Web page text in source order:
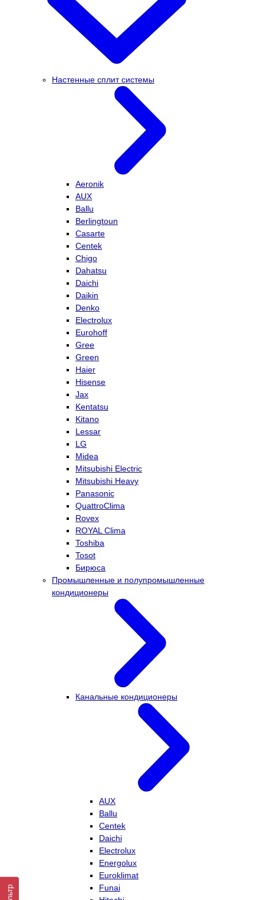
Настенные сплит системы
Aeronik
AUX
Ballu
Berlingtoun
Casarte
Centek
Chigo
Dahatsu
Daichi
Daikin
Denko
Electrolux
Eurohoff
Gree
Green
Haier
Hisense
Jax
Kentatsu
Kitano
Lessar
LG
Midea
Mitsubishi Electric
Mitsubishi Heavy
Panasonic
QuattroClima
Rovex
ROYAL Clima
Toshiba
Tosot
Бирюса
Промышленные и полупромышленные
кондиционеры
Канальные кондиционеры
AUX
Ballu
Centek
Daichi
Electrolux
Energolux
Euroklimat
Funai